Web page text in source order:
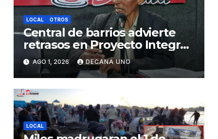
LOCAL OTROS
Central de barrios advierte
retrasos en Proyecto Integral
de Agua y Alcantarillado para
Juliaca
AGO 1, 2026 DECANA UNO
LOCAL